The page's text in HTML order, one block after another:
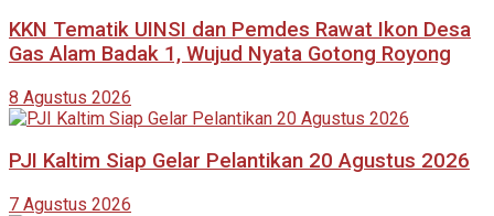
KKN Tematik UINSI dan Pemdes Rawat Ikon Desa
Gas Alam Badak 1, Wujud Nyata Gotong Royong
8 Agustus 2026
PJI Kaltim Siap Gelar Pelantikan 20 Agustus 2026
7 Agustus 2026